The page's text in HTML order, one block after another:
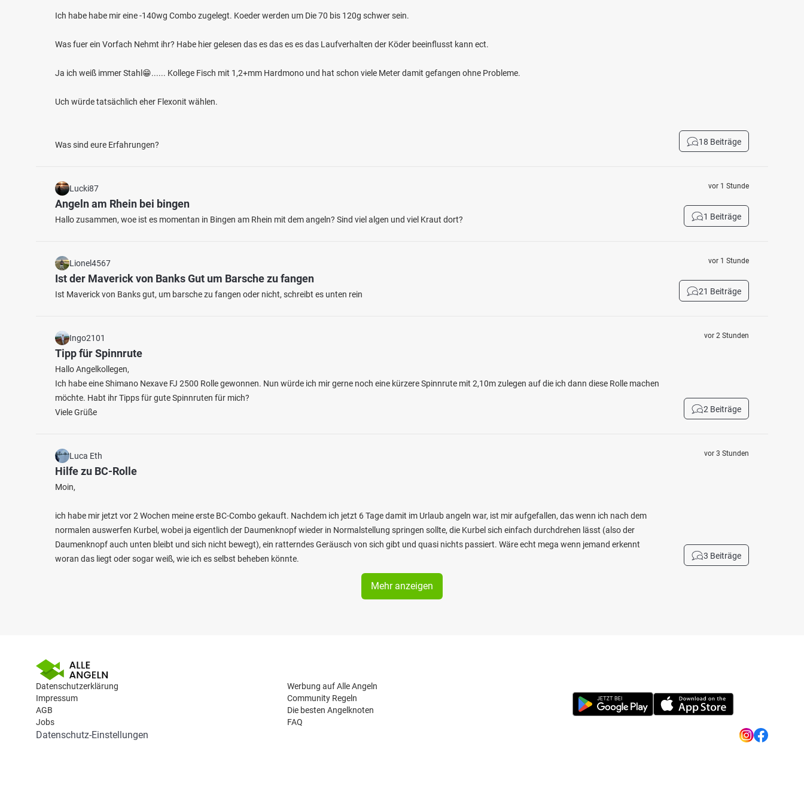
39 10 5.0
Fischarten: Hecht, Flussbarsch
Ich habe habe mir eine -140wg Combo zugelegt. Koeder werden um Die 70 bis 120g schwer sein.
Was fuer ein Vorfach Nehmt ihr? Habe hier gelesen das es das es es das Laufverhalten der Köder beeinflusst kann ect.
Ja ich weiß immer Stahl😁...... Kollege Fisch mit 1,2+mm Hardmono und hat schon viele Meter damit gefangen ohne Probleme.
Uch würde tatsächlich eher Flexonit wählen.
Was sind eure Erfahrungen? 18 Beiträge
Lucki87
Angeln am Rhein bei bingen
Hallo zusammen, woe ist es momentan in Bingen am Rhein mit dem angeln? Sind viel algen und viel Kraut dort?
vor 1 Stunde
1 Beiträge
Lionel4567
Ist der Maverick von Banks Gut um Barsche zu fangen
Ist Maverick von Banks gut, um barsche zu fangen oder nicht, schreibt es unten rein
vor 1 Stunde
21 Beiträge
Ingo2101
Tipp für Spinnrute
Hallo Angelkollegen,
Ich habe eine Shimano Nexave FJ 2500 Rolle gewonnen. Nun würde ich mir gerne noch eine kürzere Spinnrute mit 2,10m zulegen auf die ich dann diese Rolle machen
möchte. Habt ihr Tipps für gute Spinnruten für mich?
Viele Grüße
vor 2 Stunden
2 Beiträge
Luca Eth
Hilfe zu BC-Rolle
Moin,
ich habe mir jetzt vor 2 Wochen meine erste BC-Combo gekauft. Nachdem ich jetzt 6 Tage damit im Urlaub angeln war, ist mir aufgefallen, das wenn ich nach dem
normalen auswerfen Kurbel, wobei ja eigentlich der Daumenknopf wieder in Normalstellung springen sollte, die Kurbel sich einfach durchdrehen lässt (also der
Daumenknopf auch unten bleibt und sich nicht bewegt), ein ratterndes Geräusch von sich gibt und quasi nichts passiert. Wäre echt mega wenn jemand erkennt
woran das liegt oder sogar weiß, wie ich es selbst beheben könnte.
vor 3 Stunden
3 Beiträge
Mehr anzeigen
Datenschutzerklärung
Impressum
AGB
Jobs
Werbung auf Alle Angeln
Community Regeln
Die besten Angelknoten
FAQ
Datenschutz-Einstellungen